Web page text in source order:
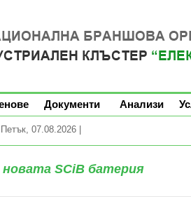
Документи Анализи
07.08.2026 |
SCiB батерия